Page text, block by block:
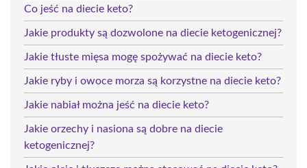
Co jeść na diecie keto?
Jakie produkty są dozwolone na diecie ketogenicznej?
Jakie tłuste mięsa mogę spożywać na diecie keto?
Jakie ryby i owoce morza są korzystne na diecie keto?
Jakie nabiał można jeść na diecie keto?
Jakie orzechy i nasiona są dobre na diecie
ketogenicznej?